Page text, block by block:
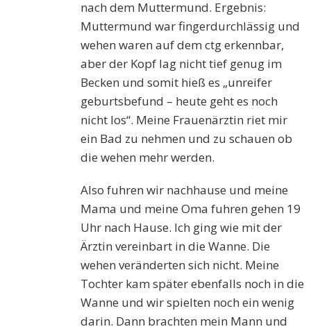
nach dem Muttermund. Ergebnis:
Muttermund war fingerdurchlässig und
wehen waren auf dem ctg erkennbar,
aber der Kopf lag nicht tief genug im
Becken und somit hieß es „unreifer
geburtsbefund – heute geht es noch
nicht los“. Meine Frauenärztin riet mir
ein Bad zu nehmen und zu schauen ob
die wehen mehr werden.
Also fuhren wir nachhause und meine
Mama und meine Oma fuhren gehen 19
Uhr nach Hause. Ich ging wie mit der
Ärztin vereinbart in die Wanne. Die
wehen veränderten sich nicht. Meine
Tochter kam später ebenfalls noch in die
Wanne und wir spielten noch ein wenig
darin. Dann brachten mein Mann und